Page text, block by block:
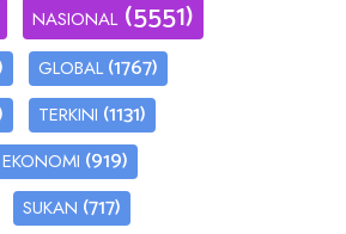
NASIONAL (5551)
GLOBAL (1767)
TERKINI (1131)
EKONOMI (919)
SUKAN (717)